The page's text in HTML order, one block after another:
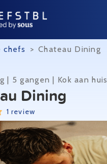
chefs > Chateau Dining
| 5 gangen | Kok aan huis
Dining
1 review